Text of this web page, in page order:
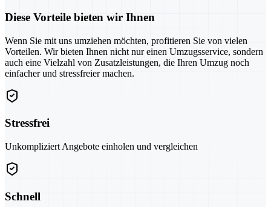
Diese Vorteile bieten wir Ihnen
Wenn Sie mit uns umziehen möchten, profitieren Sie von vielen
Vorteilen. Wir bieten Ihnen nicht nur einen Umzugsservice, sondern
auch eine Vielzahl von Zusatzleistungen, die Ihren Umzug noch
einfacher und stressfreier machen.
Stressfrei
Unkompliziert Angebote einholen und vergleichen
Schnell